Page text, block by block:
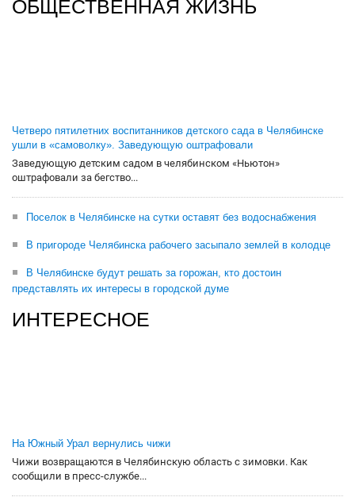
ОБЩЕСТВЕННАЯ ЖИЗНЬ
Четверо пятилетних воспитанников детского сада в Челябинске
ушли в «самоволку». Заведующую оштрафовали
Заведующую детским садом в челябинском «Ньютон»
оштрафовали за бегство...
Поселок в Челябинске на сутки оставят без водоснабжения
В пригороде Челябинска рабочего засыпало землей в колодце
В Челябинске будут решать за горожан, кто достоин
представлять их интересы в городской думе
ИНТЕРЕСНОЕ
На Южный Урал вернулись чижи
Чижи возвращаются в Челябинскую область с зимовки. Как
сообщили в пресс-службе...